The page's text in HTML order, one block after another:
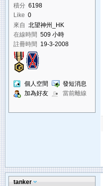
積分 6198
Like 0
來自 北望神州_HK
在線時間 509 小時
註冊時間
19-3-2008
個人空間
發短消息
加為好友
當前離線
tanker